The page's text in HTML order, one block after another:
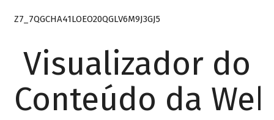
Z7_7QGCHA41LOEO20QGLV6M9J3GJ5
Visualizador do
Conteúdo da Web